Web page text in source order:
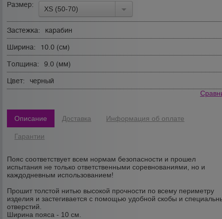
Размер:
XS (50-70)
Застежка: карабин
Ширина: 10.0 (см)
Толщина: 9.0 (мм)
Цвет: черный
Описание Доставка Информация об оплате
Гарантии
Пояс соответствует всем нормам безопасности и прошел
испытания не только ответственными соревнованиями, но и
каждодневным использованием!
Прошит толстой нитью высокой прочности по всему периметру
изделия и застегивается с помощью удобной скобы и
отверстий.
Ширина пояса - 10 см.